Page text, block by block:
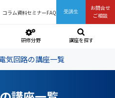
コラム資料セミナーFAQ 受講生
お問合せ
ご相談
研修分野 講座を探す
気回路の講座一覧